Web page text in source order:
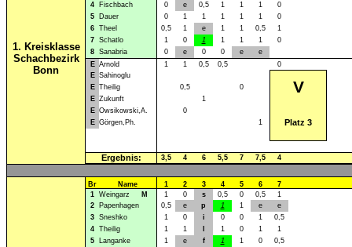
1. Kreisklasse
Schachbezirk
Bonn
4
Fischbach 0 e 0,5 1 1 1
0
5
Dauer 0 1 1 1 1 1
0
6 Theel 0,5 1 e 1 1 0,5
1
7 Schatlo 1 0 1 1 1 1
0
8 Sanabria 0 e 0 0 e
e
E Arnold 1 1 0,5 0,5
0
E Sahinoglu
V
E Theilig 0,5
0
E Zukunft
1
E Owsikowski,A. 0
Platz 3
E Görgen,Ph. 1
Ergebnis: 3,5 4 6 5,5 7 7,5 4
Br Name 1 2 3 4 5 6
7
1 Weingarz M 1 0 s 0,5 0 0,5
1
2
Papenhagen 0,5 e p 1 1 e
e
3 Sneshko 1 0 i 0 0 1
0,5
4 Theilig 1 1 1 0 1
1
5
Langanke 1 e f 1 1 0
0,5